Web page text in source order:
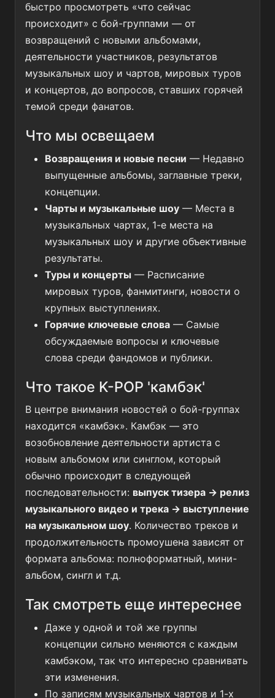
быстро просмотреть «что сейчас
происходит» с бой-группами — от
возвращений с новыми альбомами,
деятельности участников, результатов
музыкальных шоу и чартов, мировых туров
и концертов, до вопросов, ставших горячей
темой среди фанатов.
Что мы освещаем
Возвращения и новые песни — Недавно
выпущенные альбомы, заглавные треки,
концепции.
Чарты и музыкальные шоу — Места в
музыкальных чартах, 1-е места на
музыкальных шоу и другие объективные
результаты.
Туры и концерты — Расписание
мировых туров, фанмитинги, новости о
крупных выступлениях.
Горячие ключевые слова — Самые
обсуждаемые вопросы и ключевые
слова среди фандомов и публики.
Что такое K-POP 'камбэк'
В центре внимания новостей о бой-группах
находится «камбэк». Камбэк — это
возобновление деятельности артиста с
новым альбомом или синглом, который
обычно происходит в следующей
последовательности: выпуск тизера → релиз
музыкального видео и трека → выступление
на музыкальном шоу. Количество треков и
продолжительность промоушена зависят от
формата альбома: полноформатный, мини-
альбом, сингл и т.д.
Так смотреть еще интереснее
Даже у одной и той же группы
концепции сильно меняются с каждым
камбэком, так что интересно сравнивать
эти изменения.
По записям музыкальных чартов и 1-х